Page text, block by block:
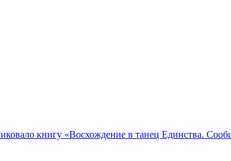
книгу «Восхождение в танец Единства.